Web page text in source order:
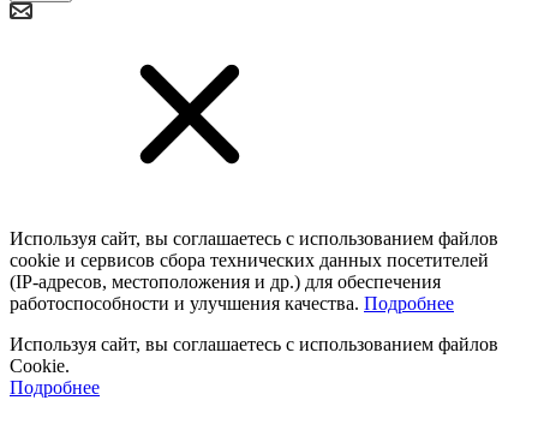
Используя сайт, вы соглашаетесь с использованием файлов
cookie и сервисов сбора технических данных посетителей
(IP‑адресов, местоположения и др.) для обеспечения
работоспособности и улучшения качества. Подробнее
Используя сайт, вы соглашаетесь с использованием файлов
Cookie.
Подробнее